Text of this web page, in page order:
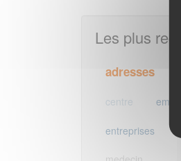
Les plus
adresses
centre email
entreprises